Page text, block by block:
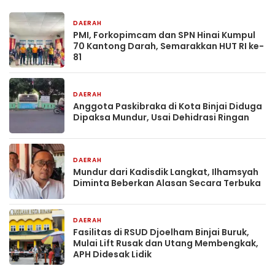
DAERAH
PMI, Forkopimcam dan SPN Hinai Kumpul
70 Kantong Darah, Semarakkan HUT RI ke-
81
DAERAH
Anggota Paskibraka di Kota Binjai Diduga
Dipaksa Mundur, Usai Dehidrasi Ringan
DAERAH
Mundur dari Kadisdik Langkat, Ilhamsyah
Diminta Beberkan Alasan Secara Terbuka
DAERAH
Fasilitas di RSUD Djoelham Binjai Buruk,
Mulai Lift Rusak dan Utang Membengkak,
APH Didesak Lidik